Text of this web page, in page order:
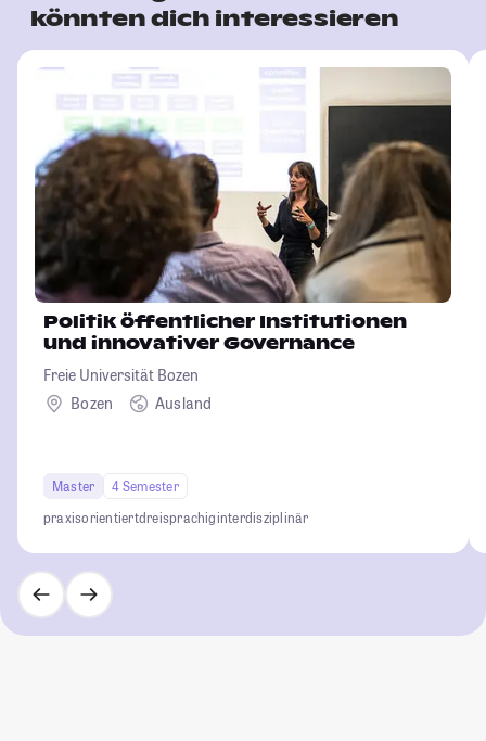
könnten dich interessieren
Politik öffentlicher Institutionen
und innovativer Governance
Freie Universität Bozen
Bozen
Ausland
Master
4 Semester
praxisorientiertdreisprachiginterdisziplinär